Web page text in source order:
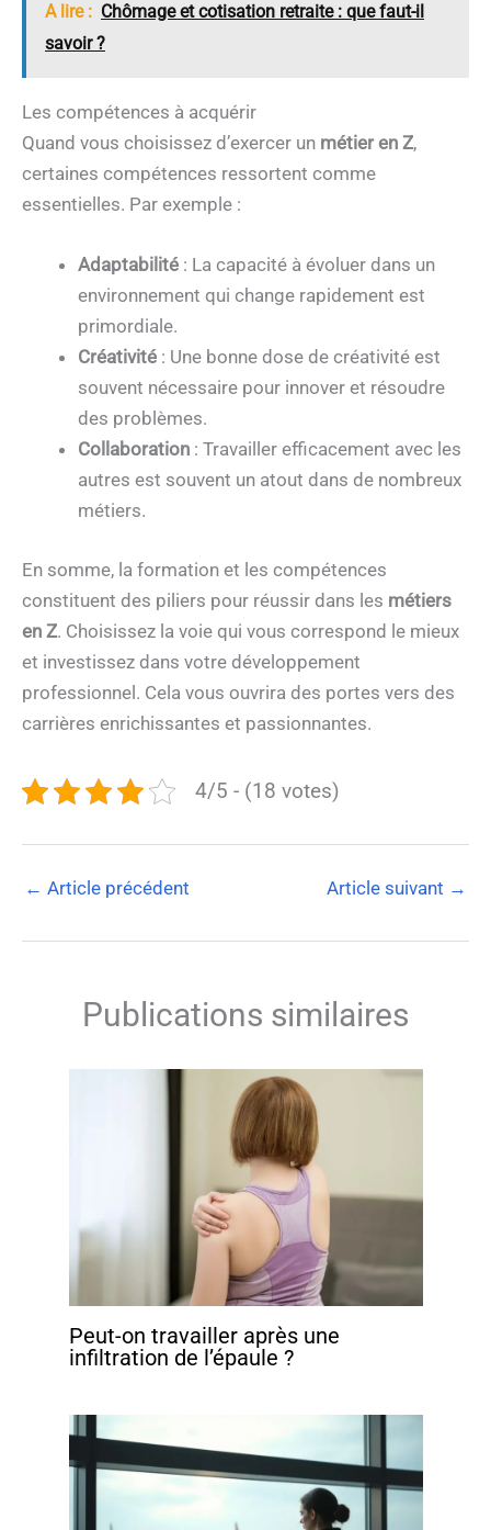
A lire : Chômage et cotisation retraite : que faut-il
savoir ?
Les compétences à acquérir
Quand vous choisissez d’exercer un métier en Z,
certaines compétences ressortent comme
essentielles. Par exemple :
Adaptabilité : La capacité à évoluer dans un
environnement qui change rapidement est
primordiale.
Créativité : Une bonne dose de créativité est
souvent nécessaire pour innover et résoudre
des problèmes.
Collaboration : Travailler efficacement avec les
autres est souvent un atout dans de nombreux
métiers.
En somme, la formation et les compétences
constituent des piliers pour réussir dans les métiers
en Z. Choisissez la voie qui vous correspond le mieux
et investissez dans votre développement
professionnel. Cela vous ouvrira des portes vers des
carrières enrichissantes et passionnantes.
4/5 - (18 votes)
← Article précédent Article suivant →
Publications similaires
Peut-on travailler après une
infiltration de l’épaule ?